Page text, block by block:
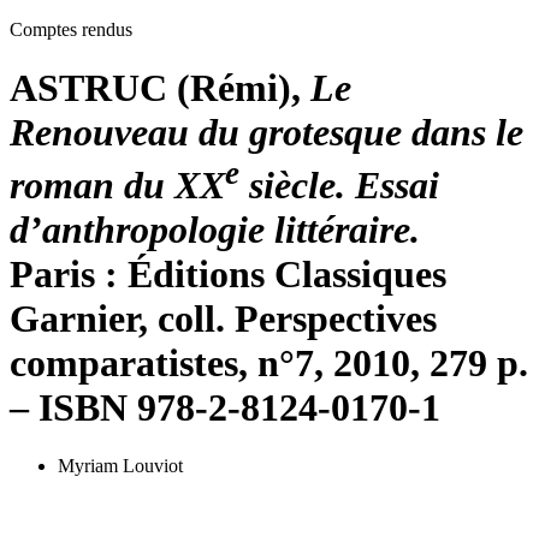
Comptes rendus
ASTRUC (Rémi), Le
Renouveau du grotesque dans le
roman du XXe siècle. Essai
d’anthropologie littéraire.
Paris : Éditions Classiques
Garnier, coll. Perspectives
comparatistes, n°7, 2010, 279 p.
– ISBN 978-2-8124-0170-1
Myriam Louviot